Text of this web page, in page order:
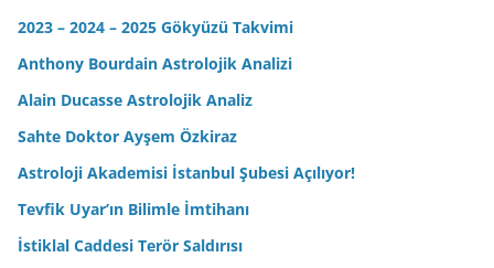
2023 – 2024 – 2025 Gökyüzü Takvimi
Anthony Bourdain Astrolojik Analizi
Alain Ducasse Astrolojik Analiz
Sahte Doktor Ayşem Özkiraz
Astroloji Akademisi İstanbul Şubesi Açılıyor!
Tevfik Uyar’ın Bilimle İmtihanı
İstiklal Caddesi Terör Saldırısı